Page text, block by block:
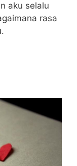
aku selalu
rasa